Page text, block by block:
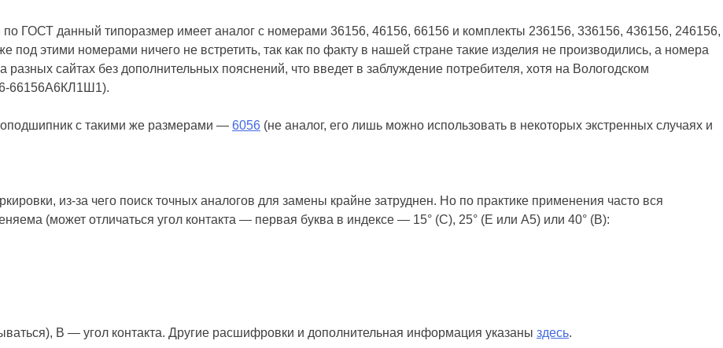
ГОСТ данный типоразмер имеет аналог с номерами 36156, 46156, 66156 и комплекты 236156, 336156, 436156, 246156,
под этими номерами ничего не встретить, так как по факту в нашей стране такие изделия не производились, а номера
сайтах без дополнительных пояснений, что введет в заблуждение потребителя, хотя на Вологодском
66156А6КЛ1Ш1).
с такими же размерами — 6056 (не аналог, его лишь можно использовать в некоторых экстренных случаях и
из-за чего поиск точных аналогов для замены крайне затруднен. Но по практике применения часто вся
(может отличаться угол контакта — первая буква в индексе — 15° (С), 25° (Е или А5) или 40° (B):
B — угол контакта. Другие расшифровки и дополнительная информация указаны здесь.